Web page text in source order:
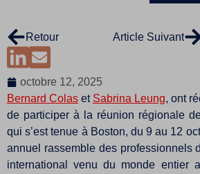
Retour Article Suivant
octobre 12, 2025
Bernard Colas et Sabrina Leung, ont
de participer à la réunion régionale
qui s’est tenue à Boston, du 9 au 12
annuel rassemble des professionnels
international venu du monde entier